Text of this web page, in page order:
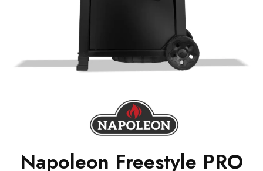
Napoleon Freestyle PRO